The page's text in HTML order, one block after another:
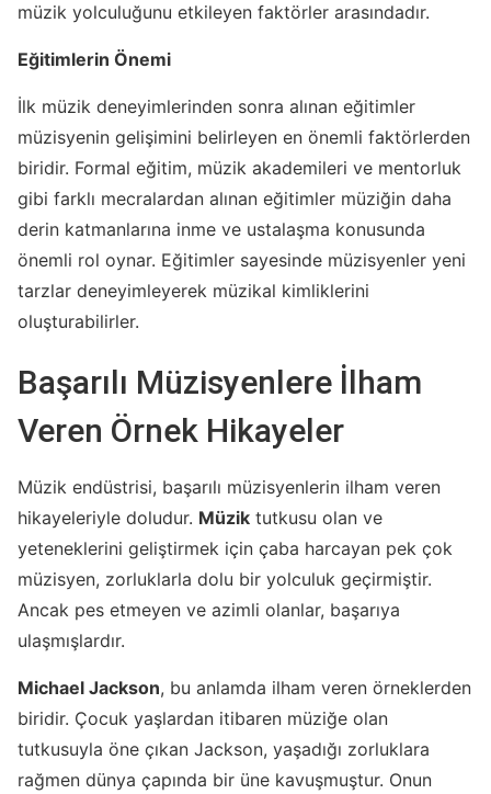
müzik yolculuğunu etkileyen faktörler arasındadır.
Eğitimlerin Önemi
İlk müzik deneyimlerinden sonra alınan eğitimler
müzisyenin gelişimini belirleyen en önemli faktörlerden
biridir. Formal eğitim, müzik akademileri ve mentorluk
gibi farklı mecralardan alınan eğitimler müziğin daha
derin katmanlarına inme ve ustalaşma konusunda
önemli rol oynar. Eğitimler sayesinde müzisyenler yeni
tarzlar deneyimleyerek müzikal kimliklerini
oluşturabilirler.
Başarılı Müzisyenlere İlham
Veren Örnek Hikayeler
Müzik endüstrisi, başarılı müzisyenlerin ilham veren
hikayeleriyle doludur. Müzik tutkusu olan ve
yeteneklerini geliştirmek için çaba harcayan pek çok
müzisyen, zorluklarla dolu bir yolculuk geçirmiştir.
Ancak pes etmeyen ve azimli olanlar, başarıya
ulaşmışlardır.
Michael Jackson, bu anlamda ilham veren örneklerden
biridir. Çocuk yaşlardan itibaren müziğe olan
tutkusuyla öne çıkan Jackson, yaşadığı zorluklara
rağmen dünya çapında bir üne kavuşmuştur. Onun